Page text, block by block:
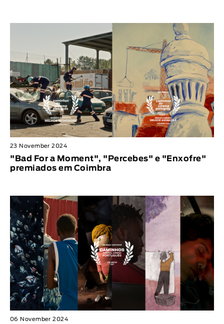
23 November 2024
"Bad For a Moment", "Percebes" e "Enxofre"
premiados em Coimbra
06 November 2024